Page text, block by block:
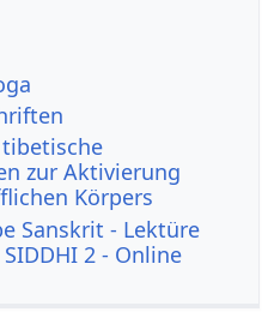
tibetische
zur Aktivierung
Körpers
Sanskrit - Lektüre
2 - Online